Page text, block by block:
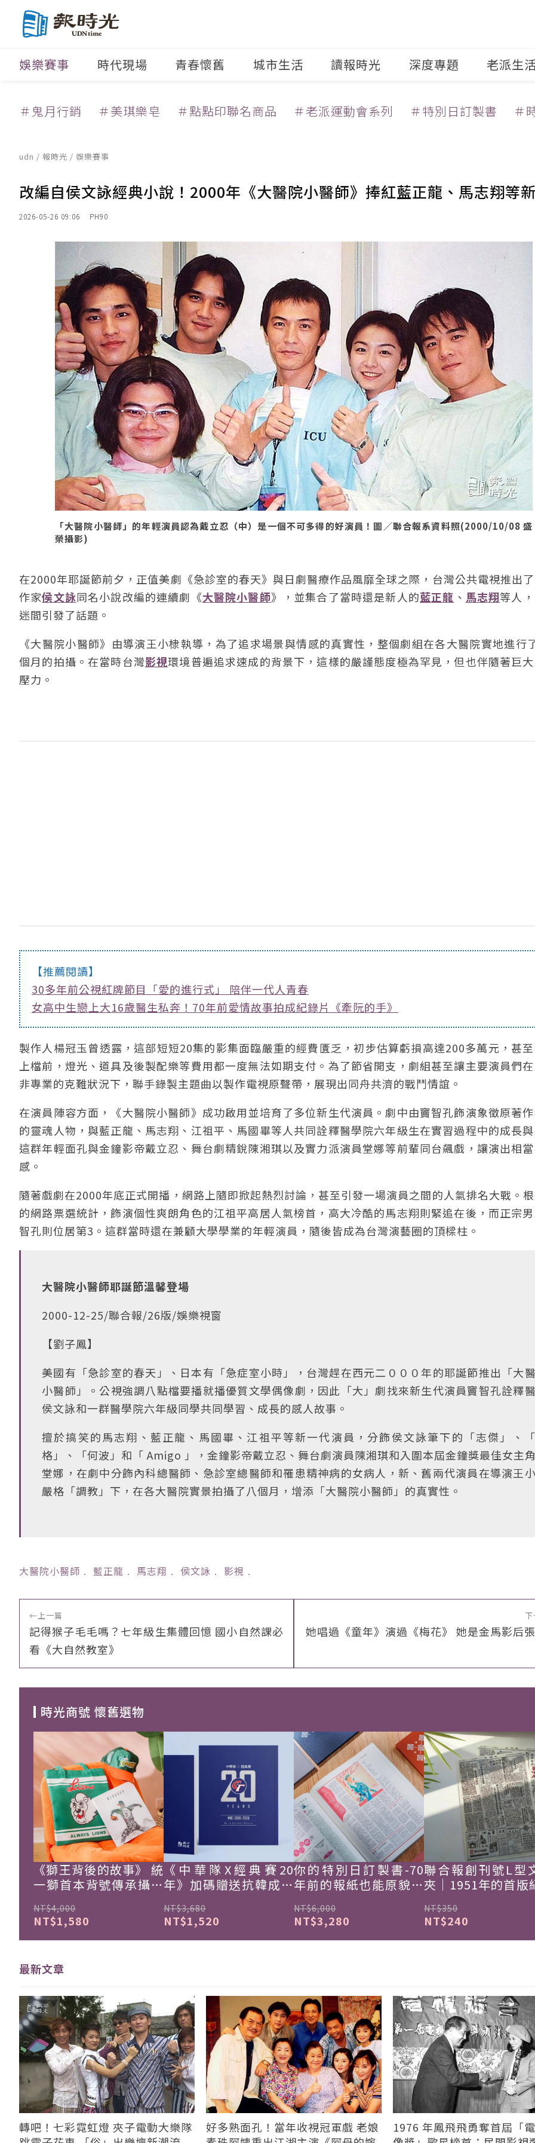
娛樂賽事 時代現場 青春懷舊 城市生活 讀報時光 深度專題 老派生
＃鬼月行銷 ＃美琪樂皂 ＃點點印聯名商品 ＃老派運動會系列 ＃特別日訂製書 ＃
udn / 報時光 / 娛樂賽事
改編自侯文詠經典小說！2000年《大醫院小醫師》捧紅藍正龍、馬志翔等
2026-05-26 09:06 PH90
「大醫院小醫師」的年輕演員認為戴立忍（中）是一個不可多得的好演員！圖／聯合報系資料照(2000/10/08 盛
榮攝影)
在2000年耶誕節前夕，正值美劇《急診室的春天》與日劇醫療作品風靡全球之際，台灣公共電視推出
作家侯文詠同名小說改編的連續劇《大醫院小醫師》，並集合了當時還是新人的藍正龍 、 馬志翔等人
迷間引發了話題。
《大醫院小醫師》由導演王小棣執導，為了追求場景與情感的真實性，整個劇組在各大醫院實地進行
個月的拍攝。在當時台灣影視環境普遍追求速成的背景下，這樣的嚴謹態度極為罕見，但也伴隨著巨
壓力。
【推薦閱讀】
30多年前公視紅牌節目「愛的進行式」 陪伴一代人青春
女高中生戀上大16歲醫生私奔！70年前愛情故事拍成紀錄片《牽阮的手》
製作人楊冠玉曾透露，這部短短20集的影集面臨嚴重的經費匱乏，初步估算虧損高達200多萬元，甚
上檔前，燈光、道具及後製配樂等費用都一度無法如期支付。為了節省開支，劇組甚至讓主要演員們
非專業的克難狀況下，聯手錄製主題曲以製作電視原聲帶，展現出同舟共濟的戰鬥情誼。
在演員陣容方面，《大醫院小醫師》成功啟用並培育了多位新生代演員。劇中由竇智孔飾演象徵原著
的靈魂人物，與藍正龍、馬志翔、江祖平、馬國畢等人共同詮釋醫學院六年級生在實習過程中的成長與
這群年輕面孔與金鐘影帝戴立忍、舞台劇精銳陳湘琪以及實力派演員堂娜等前輩同台飆戲，讓演出相
感。
隨著戲劇在2000年底正式開播，網路上隨即掀起熱烈討論，甚至引發一場演員之間的人氣排名大戰。
的網路票選統計，飾演個性爽朗角色的江祖平高居人氣榜首，高大冷酷的馬志翔則緊追在後，而正宗
智孔則位居第3。這群當時還在兼顧大學學業的年輕演員，隨後皆成為台灣演藝圈的頂樑柱。
大醫院小醫師耶誕節溫馨登場
2000-12-25/聯合報/26版/娛樂視窗
【劉子鳳】
美國有「急診室的春天」、日本有「急症室小時」，台灣趕在西元二０００年的耶誕節推出「大
小醫師」。公視強調八點檔要播就播優質文學偶像劇，因此「大」劇找來新生代演員竇智孔詮釋
侯文詠和一群醫學院六年級同學共同學習、成長的感人故事。
擅於搞笑的馬志翔、藍正龍、馬國畢、江祖平等新一代演員，分飾侯文詠筆下的「志傑」、
格」、「何波」和「 Amigo 」，金鐘影帝戴立忍、舞台劇演員陳湘琪和入圍本屆金鐘獎最佳女主
堂娜，在劇中分飾內科總醫師、急診室總醫師和罹患精神病的女病人，新、舊兩代演員在導演王
嚴格「調教」下，在各大醫院實景拍攝了八個月，增添「大醫院小醫師」的真實性。
大醫院小醫師 ﹒ 藍正龍 ﹒ 馬志翔 ﹒ 侯文詠 ﹒ 影視 ﹒
←上一篇
記得猴子毛毛嗎？七年級生集體回憶 國小自然課必
看《大自然教室》
她唱過《童年》演過《梅花》 她是金馬影后
時光商號 懷舊選物
《獅王背後的故事》 統
一獅首本背號傳承攝影
NT$4,000
NT$1,580
《中華隊X經典賽20
年》加碼贈送抗韓成功
NT$3,680
NT$1,520
你的特別日訂製書-70
年前的報紙也能原貌重
NT$6,000
NT$3,280
聯合報創刊號L型
夾｜1951年的首版
NT$350
NT$240
最新文章
轉吧！七彩霓虹燈 夾子電動大樂隊
好多熟面孔！當年收視冠軍戲 老娘
1976 年鳳飛飛勇奪首屆「